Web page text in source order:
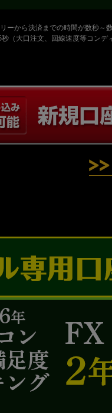
から決済までの時間が数秒～
秒（大口注文、回線速度等コン